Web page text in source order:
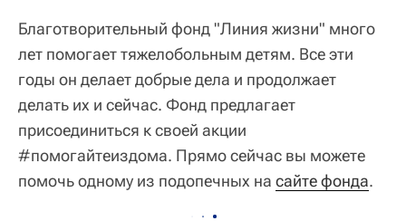
Благотворительный фонд "Линия жизни" много
лет помогает тяжелобольным детям. Все эти
годы он делает добрые дела и продолжает
делать их и сейчас. Фонд предлагает
присоединиться к своей акции
#помогайтеиздома. Прямо сейчас вы можете
помочь одному из подопечных на сайте фонда.